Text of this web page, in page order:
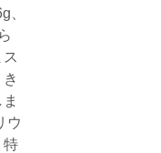
、
ウ
特